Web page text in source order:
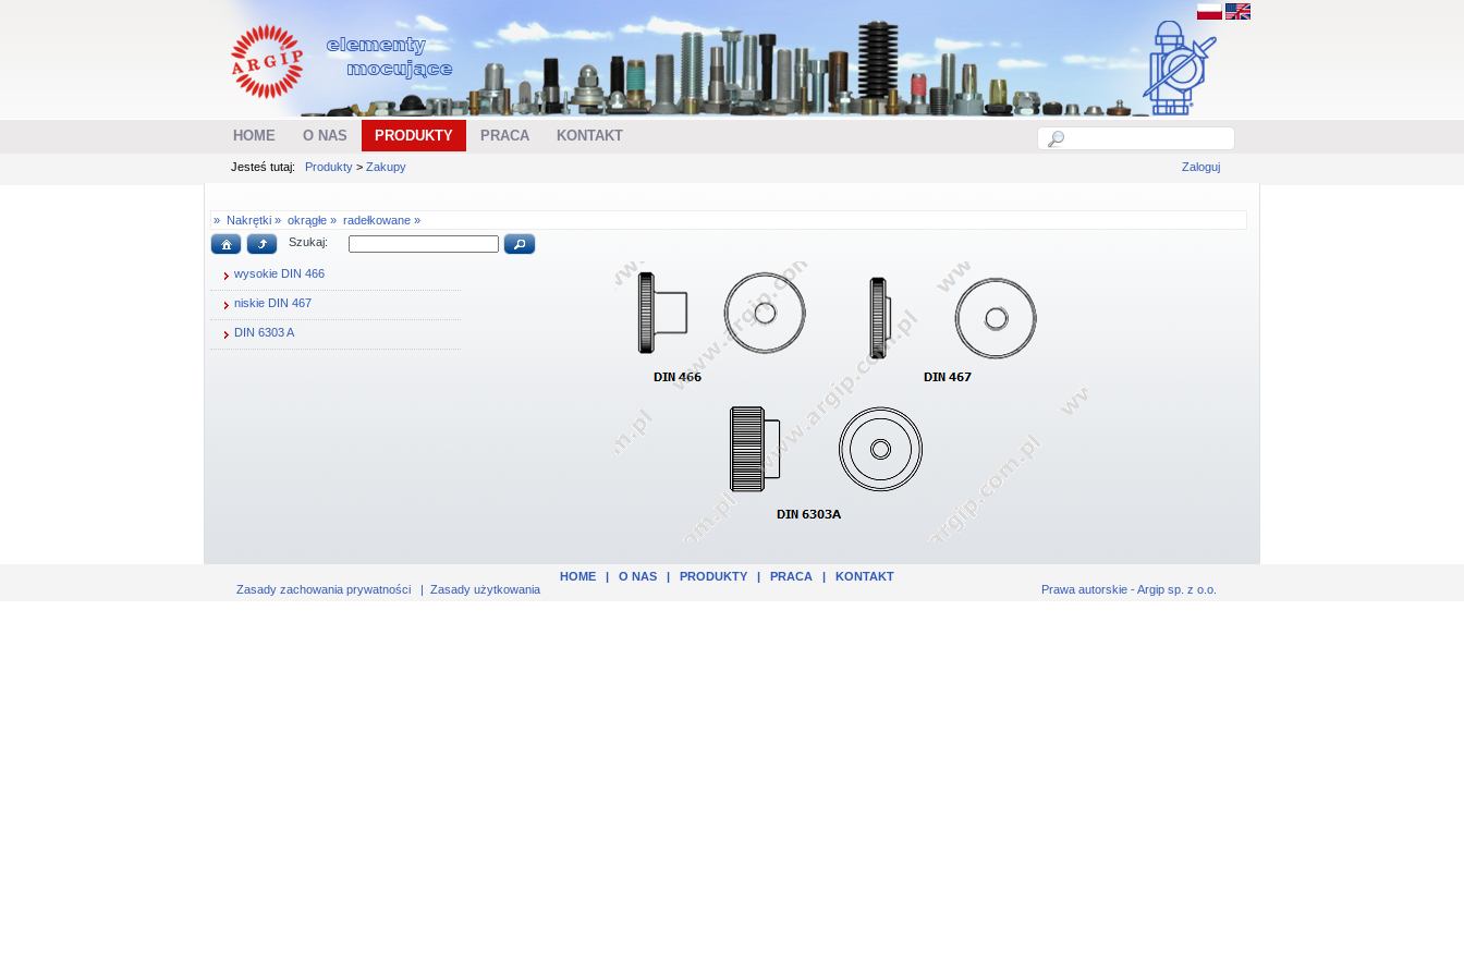
HOME O NAS PRODUKTY PRACA KONTAKT
Jesteś tutaj: Produkty > Zakupy Zaloguj
» Nakrętki » okrągłe » radełkowane »
Szukaj:
wysokie DIN 466
niskie DIN 467
DIN 6303 A
HOME| O NAS| PRODUKTY| PRACA| KONTAKT
Zasady zachowania prywatności | Zasady użytkowania Prawa autorskie - Argip sp. z o.o.